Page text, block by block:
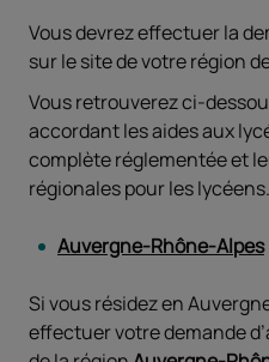
Vous devrez effectuer la
sur le site de votre région
Vous retrouverez ci-
accordant les aides aux
complète réglementée et
régionales pour les lycéens.
Auvergne-Rhône-Alpes
Si vous résidez en
effectuer votre demande